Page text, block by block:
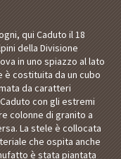
qui Caduto il 18
della Divisione
in uno spiazzo al lato
è costituita da un cubo
da caratteri
con gli estremi
colonne di granito a
La stele è collocata
che ospita anche
è stata piantata